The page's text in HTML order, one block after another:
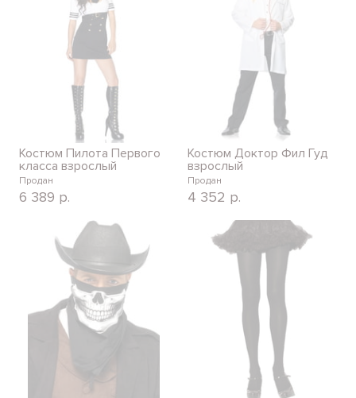
Костюм Пилота Первого
класса взрослый
Продан
6 389 р.
Костюм Доктор Фил Гуд
взрослый
Продан
4 352 р.